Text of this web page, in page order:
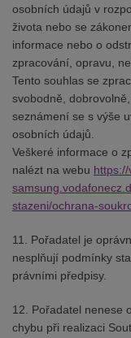
osobních údajů v
života nebo se
informace nebo o
zpracování, opravu,
Tento souhlas se
svobodně,
seznámení se s výše
osobních údajů.
Veškeré informace o
nalézt na webu
stazeni/ochrana-
11. Pořadatel je
nesplňují podmínky
právními předpisy.
12. Pořadatel nenese
chybu při realizaci